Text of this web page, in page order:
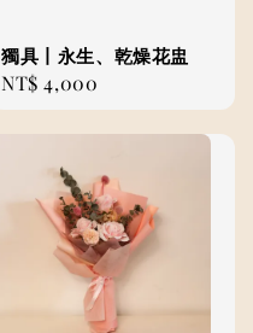
獨具丨永生、乾燥花盅
Regular
price
NT$ 4,000